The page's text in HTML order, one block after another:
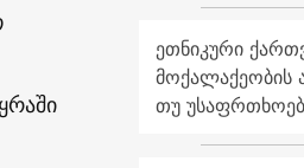
ეთნიკური
მოქალაქეობის
თუ